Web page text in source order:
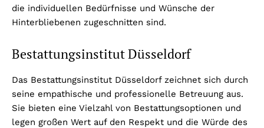
die individuellen Bedürfnisse und Wünsche der
Hinterbliebenen zugeschnitten sind.
Bestattungsinstitut Düsseldorf
Das Bestattungsinstitut Düsseldorf zeichnet sich durch
seine empathische und professionelle Betreuung aus.
Sie bieten eine Vielzahl von Bestattungsoptionen und
legen großen Wert auf den Respekt und die Würde des